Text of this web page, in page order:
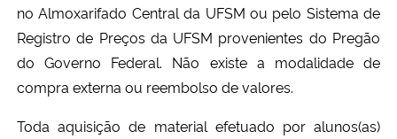
Ministério de Minas e Energia
Ministério da Ciência, Tecnologia, Inovações e Comunicações
no Almoxarifado Central da UFSM ou pelo Sistema de
Registro de Preços da UFSM provenientes do Pregão
do Governo Federal. Não existe a modalidade de
compra externa ou reembolso de valores.
Toda aquisição de material efetuado por alunos(as)